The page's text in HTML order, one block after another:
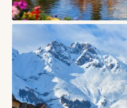
Тарту, Естонія —
кварталів і творчого
06/08/2026